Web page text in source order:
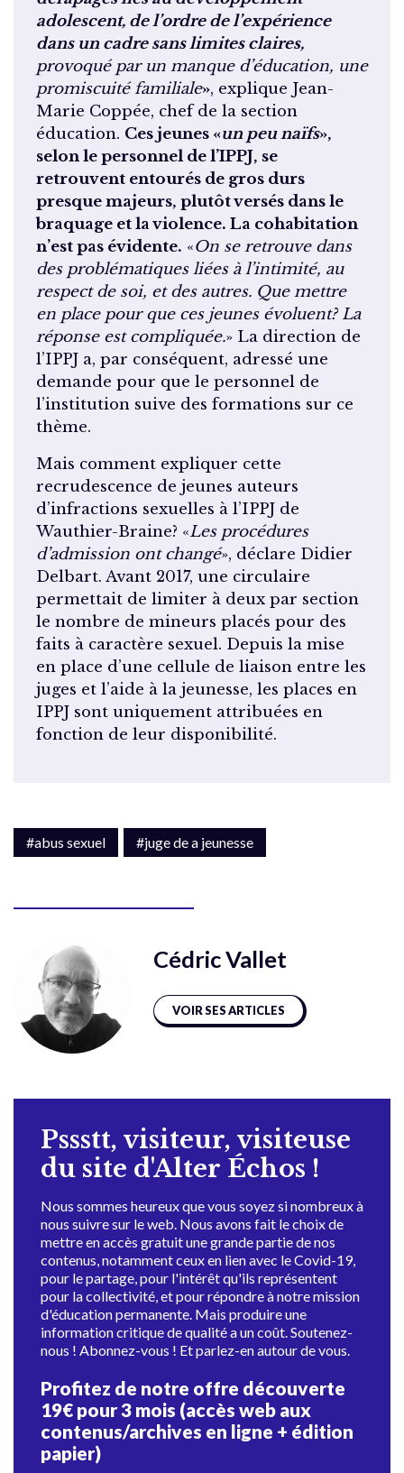
adolescent, de l’ordre de l’expérience
dans un cadre sans limites claires,
provoqué par un manque d’éducation, une
promiscuité familiale», explique Jean-
Marie Coppée, chef de la section
éducation. Ces jeunes «un peu naïfs»,
selon le personnel de l’IPPJ, se
retrouvent entourés de gros durs
presque majeurs, plutôt versés dans le
braquage et la violence. La cohabitation
n’est pas évidente. «On se retrouve dans
des problématiques liées à l’intimité, au
respect de soi, et des autres. Que mettre
en place pour que ces jeunes évoluent? La
réponse est compliquée.» La direction de
l’IPPJ a, par conséquent, adressé une
demande pour que le personnel de
l’institution suive des formations sur ce
thème.
Mais comment expliquer cette
recrudescence de jeunes auteurs
d’infractions sexuelles à l’IPPJ de
Wauthier-Braine? «Les procédures
d’admission ont changé», déclare Didier
Delbart. Avant 2017, une circulaire
permettait de limiter à deux par section
le nombre de mineurs placés pour des
faits à caractère sexuel. Depuis la mise
en place d’une cellule de liaison entre les
juges et l’aide à la jeunesse, les places en
IPPJ sont uniquement attribuées en
fonction de leur disponibilité.
#abus sexuel #juge de a jeunesse
Cédric Vallet
VOIR SES ARTICLES
Pssstt, visiteur, visiteuse
du site d'Alter Échos !
Nous sommes heureux que vous soyez si nombreux à
nous suivre sur le web. Nous avons fait le choix de
mettre en accès gratuit une grande partie de nos
contenus, notamment ceux en lien avec le Covid-19,
pour le partage, pour l'intérêt qu'ils représentent
pour la collectivité, et pour répondre à notre mission
d'éducation permanente. Mais produire une
information critique de qualité a un coût. Soutenez-
nous ! Abonnez-vous ! Et parlez-en autour de vous.
Profitez de notre offre découverte
19€ pour 3 mois (accès web aux
contenus/archives en ligne + édition
papier)